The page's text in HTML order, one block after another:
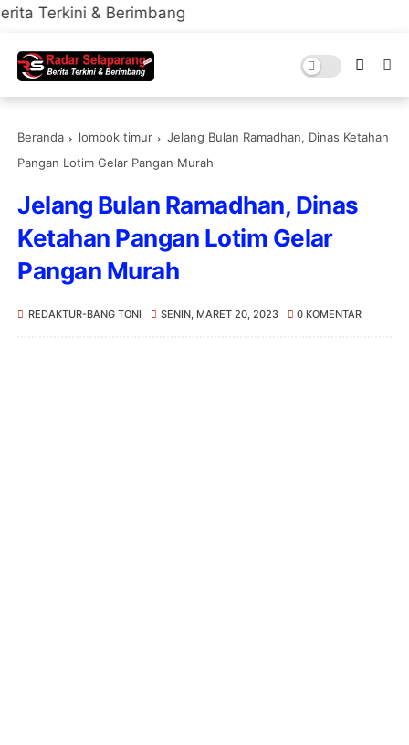
& Berimbang
Beranda lombok timur
Jelang Bulan Ramadhan, Dinas Ketahan
Pangan Lotim Gelar Pangan Murah
Jelang Bulan Ramadhan, Dinas
Ketahan Pangan Lotim Gelar
Pangan Murah
REDAKTUR-BANG TONI SENIN, MARET 20, 2023 0 KOMENTAR